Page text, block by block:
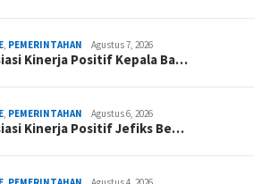
, PEMERINTAHAN Agustus 7, 2026
Kinerja Positif Kepala Ba…
, PEMERINTAHAN Agustus 6, 2026
Kinerja Positif Jefiks Be…